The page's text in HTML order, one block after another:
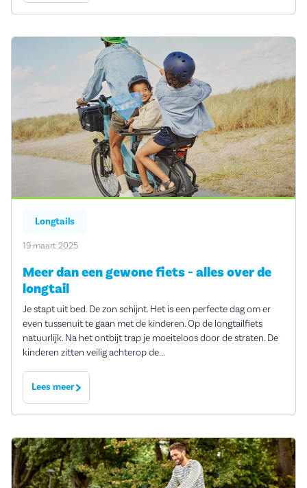
Longtails
19 maart 2025
Meer dan een gewone fiets - alles over de
longtail
Je stapt uit bed. De zon schijnt. Het is een perfecte dag om er
even tussenuit te gaan met de kinderen. Op de longtailfiets
natuurlijk. Na het ontbijt trap je moeiteloos door de straten. De
kinderen zitten veilig achterop de...
Lees meer